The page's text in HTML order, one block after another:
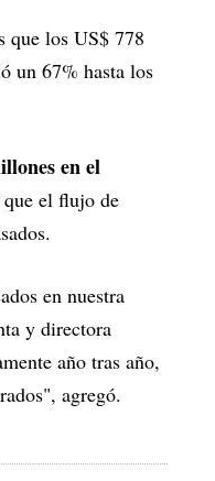
que los US$ 778
un 67% hasta los
en el
el flujo de
en nuestra
y directora
año tras año,
agregó.